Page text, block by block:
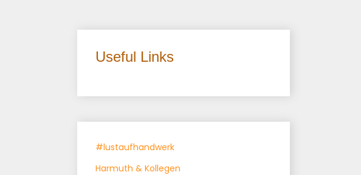
Useful Links
#lustaufhandwerk
Harmuth & Kollegen